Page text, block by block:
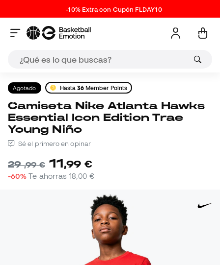
-10% Extra con Cupón FLDAY10
Agotado Hasta36 Member Points
Camiseta Nike Atlanta Hawks
Essential Icon Edition Trae
Young Niño
Sé el primero en opinar
29,99 € 11,99 €
-60% Te ahorras18,00 €